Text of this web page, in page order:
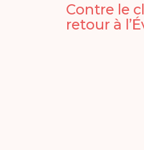
Contre le
retour à